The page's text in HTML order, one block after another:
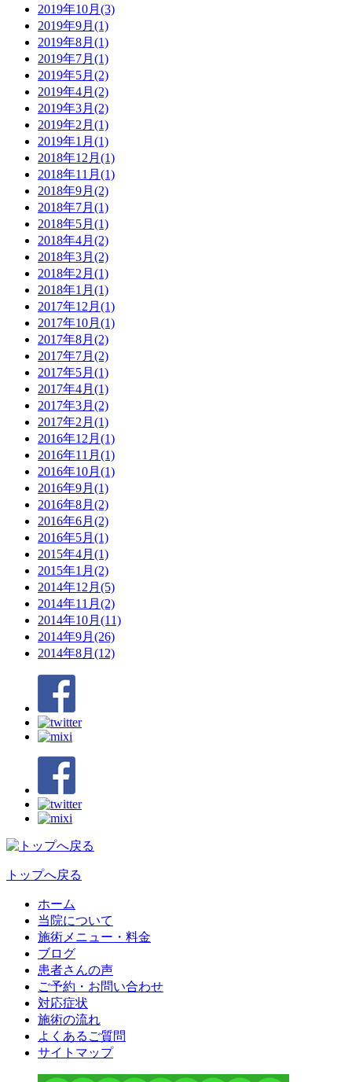
2019年10月(3)
2019年9月(1)
2019年8月(1)
2019年7月(1)
2019年5月(2)
2019年4月(2)
2019年3月(2)
2019年2月(1)
2019年1月(1)
2018年12月(1)
2018年11月(1)
2018年9月(2)
2018年7月(1)
2018年5月(1)
2018年4月(2)
2018年3月(2)
2018年2月(1)
2018年1月(1)
2017年12月(1)
2017年10月(1)
2017年8月(2)
2017年7月(2)
2017年5月(1)
2017年4月(1)
2017年3月(2)
2017年2月(1)
2016年12月(1)
2016年11月(1)
2016年10月(1)
2016年9月(1)
2016年8月(2)
2016年6月(2)
2016年5月(1)
2015年4月(1)
2015年1月(2)
2014年12月(5)
2014年11月(2)
2014年10月(11)
2014年9月(26)
2014年8月(12)
トップへ戻る
ホーム
当院について
施術メニュー・料金
ブログ
患者さんの声
ご予約・お問い合わせ
対応症状
施術の流れ
よくあるご質問
サイトマップ